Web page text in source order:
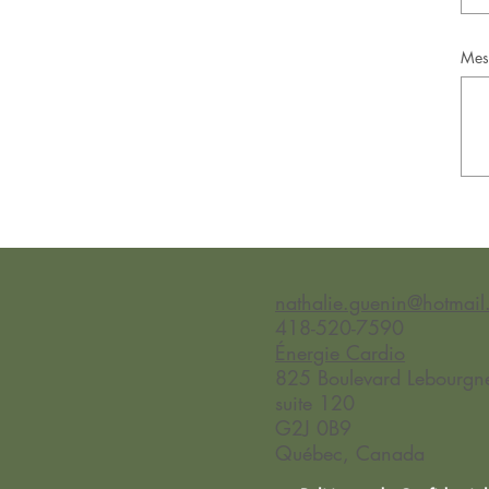
418-520-7590
Énergie Cardio
825 Boulevard
suite 120
G2J 0B9
Québec, Canada